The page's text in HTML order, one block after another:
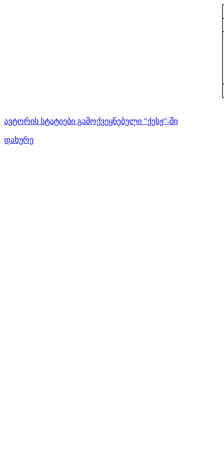
ავტორის სტატიები გამოქვეყნებული "ქესჟ"-ში
დახურე